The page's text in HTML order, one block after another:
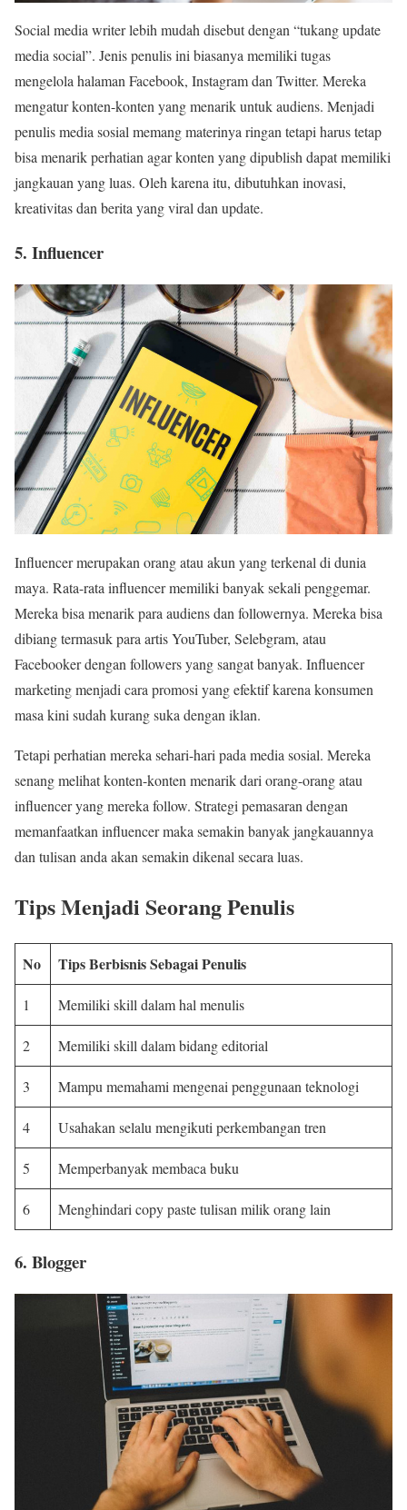
Social media writer lebih mudah disebut dengan “tukang update
media social”. Jenis penulis ini biasanya memiliki tugas
mengelola halaman Facebook, Instagram dan Twitter. Mereka
mengatur konten-konten yang menarik untuk audiens. Menjadi
penulis media sosial memang materinya ringan tetapi harus tetap
bisa menarik perhatian agar konten yang dipublish dapat memiliki
jangkauan yang luas. Oleh karena itu, dibutuhkan inovasi,
kreativitas dan berita yang viral dan update.
5. Influencer
Influencer merupakan orang atau akun yang terkenal di dunia
maya. Rata-rata influencer memiliki banyak sekali penggemar.
Mereka bisa menarik para audiens dan followernya. Mereka bisa
dibiang termasuk para artis YouTuber, Selebgram, atau
Facebooker dengan followers yang sangat banyak. Influencer
marketing menjadi cara promosi yang efektif karena konsumen
masa kini sudah kurang suka dengan iklan.
Tetapi perhatian mereka sehari-hari pada media sosial. Mereka
senang melihat konten-konten menarik dari orang-orang atau
influencer yang mereka follow. Strategi pemasaran dengan
memanfaatkan influencer maka semakin banyak jangkauannya
dan tulisan anda akan semakin dikenal secara luas.
Tips Menjadi Seorang Penulis
No Tips Berbisnis Sebagai Penulis
1 Memiliki skill dalam hal menulis
2 Memiliki skill dalam bidang editorial
3 Mampu memahami mengenai penggunaan teknologi
4 Usahakan selalu mengikuti perkembangan tren
5 Memperbanyak membaca buku
6 Menghindari copy paste tulisan milik orang lain
6. Blogger